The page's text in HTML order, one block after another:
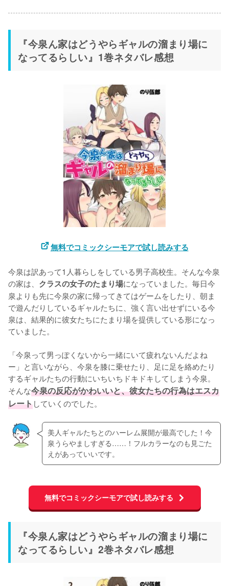
『今泉ん家はどうやらギャルの溜まり場に
なってるらしい』1巻ネタバレ感想
無料でコミックシーモアで試し読みする
今泉は訳あって1人暮らしをしている男子高校生。そんな今泉
の家は、 クラスの女子のたまり場になっていました。毎日今
泉よりも先に今泉の家に帰ってきてはゲームをしたり、朝ま
で遊んだりしているギャルたちに、強く言い出せずにいる今
泉は、結果的に彼女たちにたまり場を提供している形になっ
ていました。
「今泉って男っぽくないから一緒にいて疲れないんだよね
ー」と言いながら、今泉を膝に乗せたり、足に足を絡めたり
するギャルたちの行動にいちいちドキドキしてしまう今泉。
そんな今泉の反応がかわいいと、彼女たちの行為はエスカ
レートしていくのでした。
美人ギャルたちとのハーレム展開が最高でした！今
泉うらやましすぎる……！フルカラーなのも見ごた
えがあっていいです。
無料でコミックシーモアで試し読みする
『今泉ん家はどうやらギャルの溜まり場に
なってるらしい』2巻ネタバレ感想